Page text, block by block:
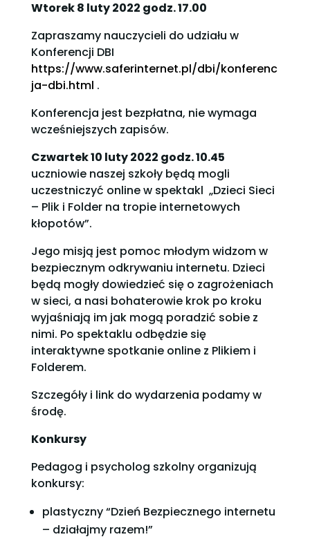
Wtorek 8 luty 2022 godz. 17.00
Zapraszamy nauczycieli do udziału w
Konferencji DBI
https://www.saferinternet.pl/dbi/konferenc
ja-dbi.html .
Konferencja jest bezpłatna, nie wymaga
wcześniejszych zapisów.
Czwartek 10 luty 2022 godz. 10.45
uczniowie naszej szkoły będą mogli
uczestniczyć online w spektakl „Dzieci Sieci
– Plik i Folder na tropie internetowych
kłopotów”.
Jego misją jest pomoc młodym widzom w
bezpiecznym odkrywaniu internetu. Dzieci
będą mogły dowiedzieć się o zagrożeniach
w sieci, a nasi bohaterowie krok po kroku
wyjaśniają im jak mogą poradzić sobie z
nimi. Po spektaklu odbędzie się
interaktywne spotkanie online z Plikiem i
Folderem.
Szczegóły i link do wydarzenia podamy w
środę.
Konkursy
Pedagog i psycholog szkolny organizują
konkursy:
plastyczny “Dzień Bezpiecznego internetu
– działajmy razem!”